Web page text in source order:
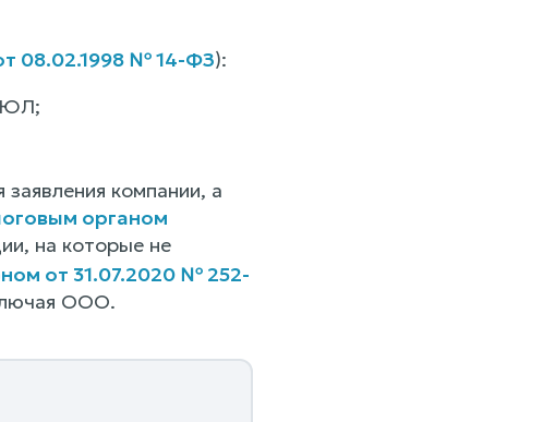
08.02.1998 № 14-ФЗ):
компании, а
органом
на которые не
от 31.07.2020 № 252-
ООО.